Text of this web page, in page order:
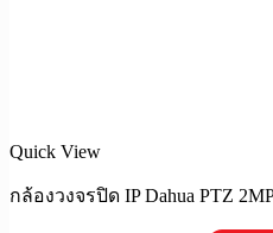
Quick View
กล้องวงจรปิด IP Dahua PTZ